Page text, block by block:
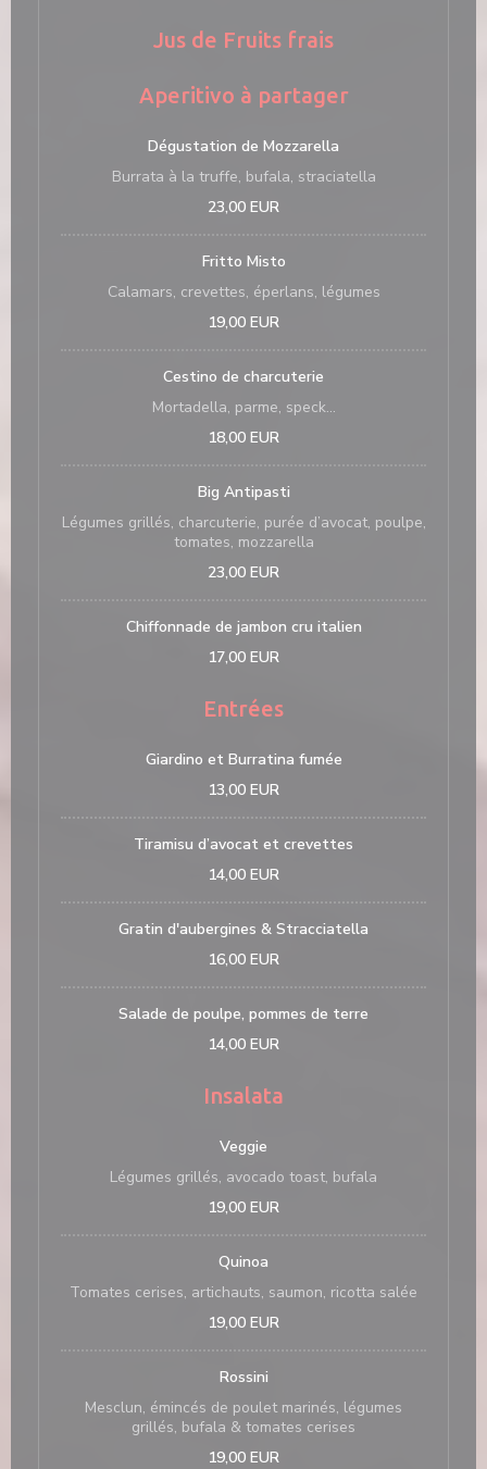
Jus de Fruits frais
Aperitivo à partager
Dégustation de Mozzarella
Burrata à la truffe, bufala, straciatella
23,00 EUR
Fritto Misto
Calamars, crevettes, éperlans, légumes
19,00 EUR
Cestino de charcuterie
Mortadella, parme, speck...
18,00 EUR
Big Antipasti
Légumes grillés, charcuterie, purée d’avocat, poulpe,
tomates, mozzarella
23,00 EUR
Chiffonnade de jambon cru italien
17,00 EUR
Entrées
Giardino et Burratina fumée
13,00 EUR
Tiramisu d’avocat et crevettes
14,00 EUR
Gratin d'aubergines & Stracciatella
16,00 EUR
Salade de poulpe, pommes de terre
14,00 EUR
Insalata
Veggie
Légumes grillés, avocado toast, bufala
19,00 EUR
Quinoa
Tomates cerises, artichauts, saumon, ricotta salée
19,00 EUR
Rossini
Mesclun, émincés de poulet marinés, légumes
grillés, bufala & tomates cerises
19,00 EUR